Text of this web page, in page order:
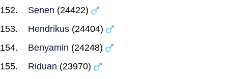
Senen (24422)
Hendrikus (24404)
Benyamin (24248)
Riduan (23970)